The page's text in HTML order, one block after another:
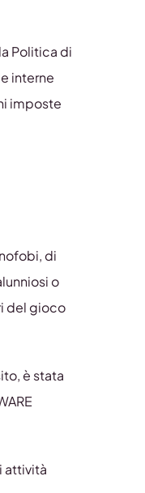
Politica di
interne
imposte
di
o
del gioco
è stata
attività